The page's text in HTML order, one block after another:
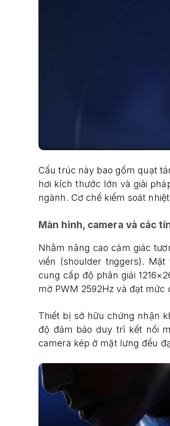
Cấu trúc này bao gồm quạt
hơi kích thước lớn và giải
ngành. Cơ chế kiểm soát
Màn hình, camera và các
Nhằm nâng cao cảm giác
viền (shoulder triggers).
cung cấp độ phân giải
mờ PWM 2592Hz và đạt mức
Thiết bị sở hữu chứng nhận
độ đảm bảo duy trì kết nối
camera kép ở mặt lưng đều